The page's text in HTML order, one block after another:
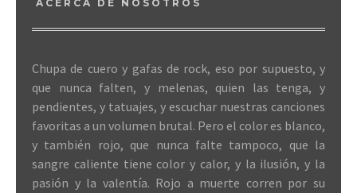
ACERCA DE NOSOTROS
Chupa de cuero y gafas de rock, eso por supuesto, y
que nunca falten, y melenas, quien las tenga, y
pendientes, y tatuajes, y escuchar nuestras canciones
favoritas a un volumen brutal. Pero el color es blanco,
y también rojo, que nunca falte tampoco, que la
sangre caliente tiene color y calor, y la ilusión, y la
pasión y la valentía. Rojo a muerte corren por su